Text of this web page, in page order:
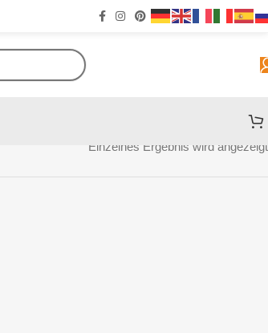
Einzelnes Ergebnis wird angezeigt